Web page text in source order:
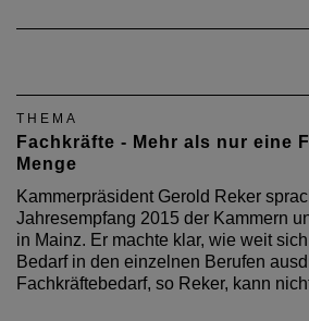
THEMA
Fachkräfte - Mehr als nur eine
Menge
Kammerpräsident Gerold Reker
Jahresempfang 2015 der Kammern
in Mainz. Er machte klar, wie weit
Bedarf in den einzelnen Berufen
Fachkräftebedarf, so Reker, kann